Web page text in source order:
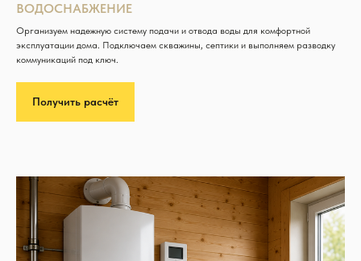
ВОДОСНАБЖЕНИЕ
Организуем надежную систему подачи и отвода воды для комфортной
эксплуатации дома. Подключаем скважины, септики и выполняем разводку
коммуникаций под ключ.
Получить расчёт